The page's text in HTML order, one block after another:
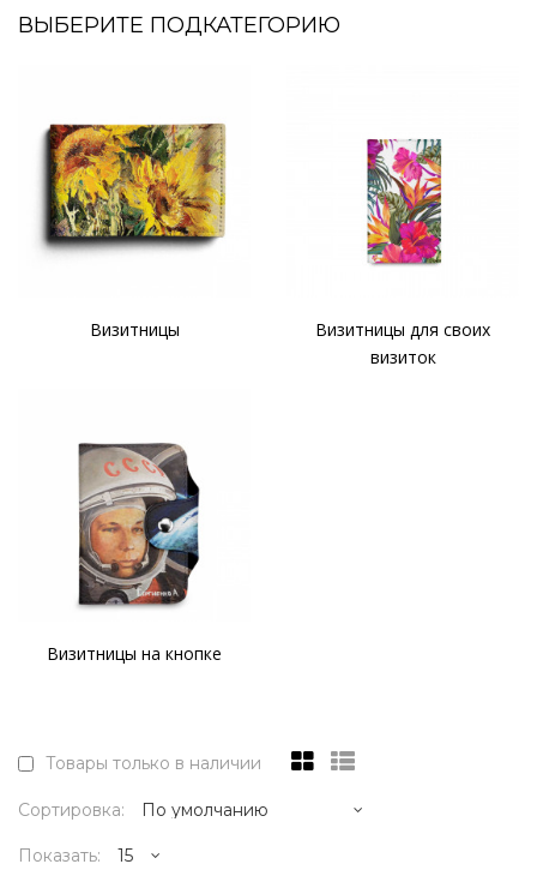
ВЫБЕРИТЕ ПОДКАТЕГОРИЮ
Визитницы
Визитницы для своих
визиток
Визитницы на кнопке
Товары только в наличии
Сортировка:
Показать: